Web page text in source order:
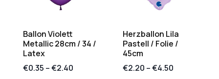
Ballon Violett
Metallic 28cm / 34 /
Latex
€0.35 –€2.40
Herzballon Lila
Pastell / Folie /
45cm
€2.20 –€4.50